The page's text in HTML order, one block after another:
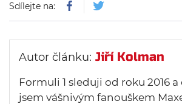
Sdílejte na:
Autor článku: Jiří Kolman
Formuli 1 sleduji od roku 2016
jsem vášnivým fanouškem